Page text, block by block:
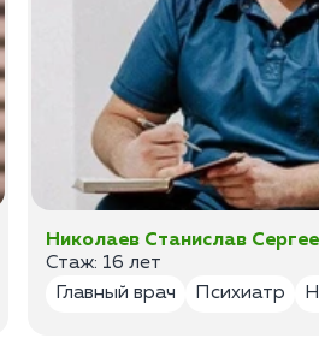
Николаев Станислав
Стаж: 16 лет
Главный врач
Психиатр